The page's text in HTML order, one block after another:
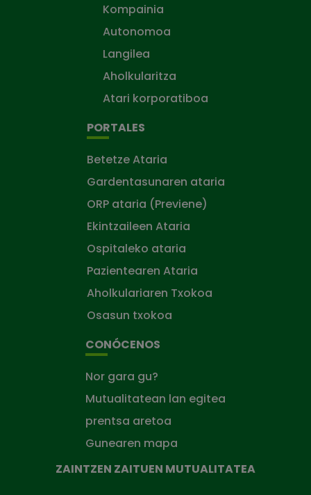
Kompainia
Autonomoa
Langilea
Aholkularitza
Atari korporatiboa
PORTALES
Betetze Ataria
Gardentasunaren ataria
ORP ataria (Previene)
Ekintzaileen Ataria
Ospitaleko ataria
Pazientearen Ataria
Aholkulariaren Txokoa
Osasun txokoa
CONÓCENOS
Nor gara gu?
Mutualitatean lan egitea
prentsa aretoa
Gunearen mapa
ZAINTZEN ZAITUEN MUTUALITATEA